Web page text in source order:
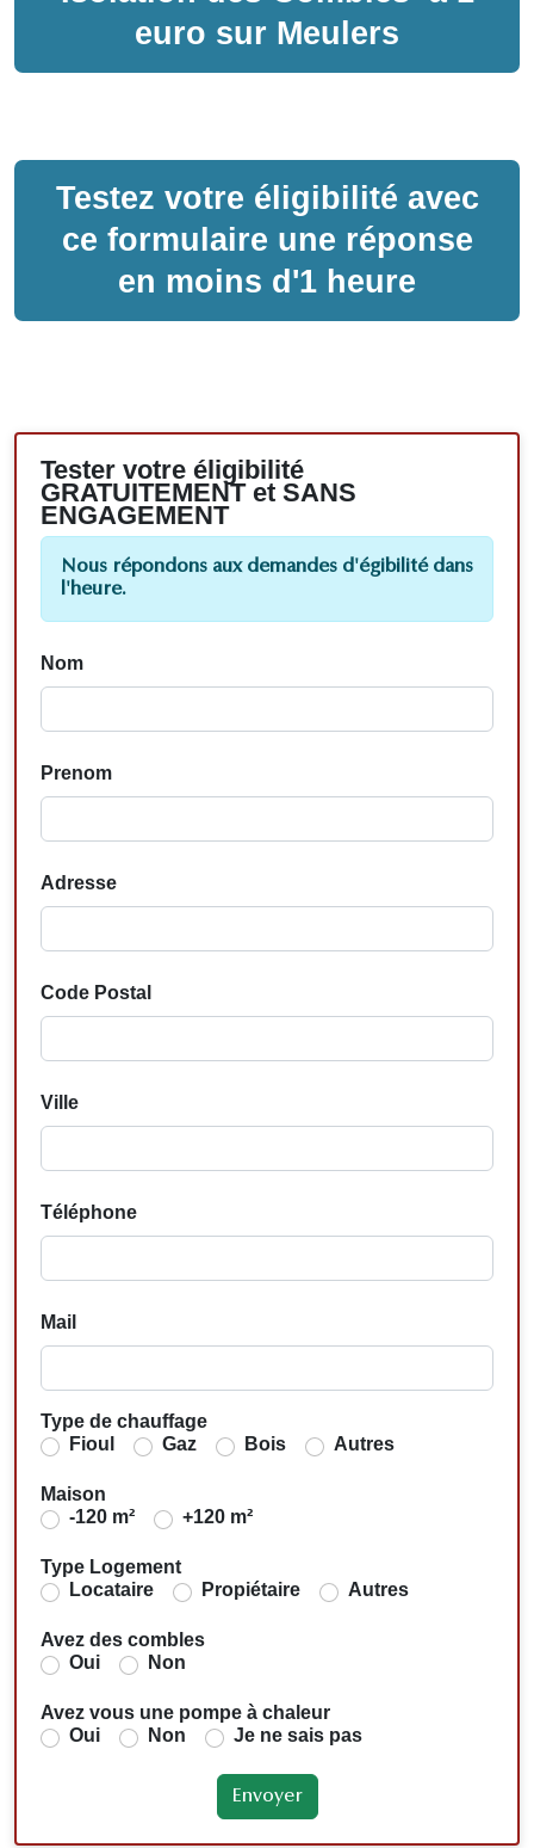
euro sur Meulers
Testez votre éligibilité avec
ce formulaire une réponse
en moins d'1 heure
Tester votre éligibilité
GRATUITEMENT et SANS
ENGAGEMENT
Nous répondons aux demandes d'égibilité dans
l'heure.
Nom
Prenom
Adresse
Code Postal
Ville
Téléphone
Mail
Type de chauffage
Fioul
Gaz Bois Autres
Maison
-120 m²
+120 m²
Type Logement
Locataire
Propiétaire Autres
Avez des combles
Oui
Non
Avez vous une pompe à chaleur
Oui
Non Je ne sais pas